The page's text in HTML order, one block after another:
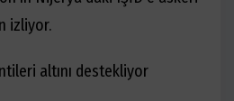
izliyor.
altını destekliyor